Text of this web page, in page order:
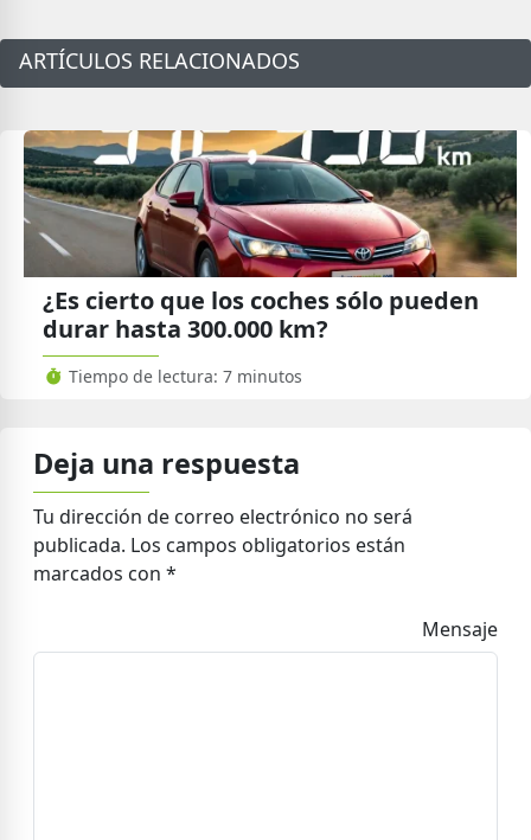
ARTÍCULOS RELACIONADOS
¿Es cierto que los coches sólo pueden
durar hasta 300.000 km?
Tiempo de lectura: 7 minutos
Deja una respuesta
Tu dirección de correo electrónico no será
publicada. Los campos obligatorios están
marcados con *
Mensaje